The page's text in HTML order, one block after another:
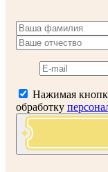
Нажимая
обработку